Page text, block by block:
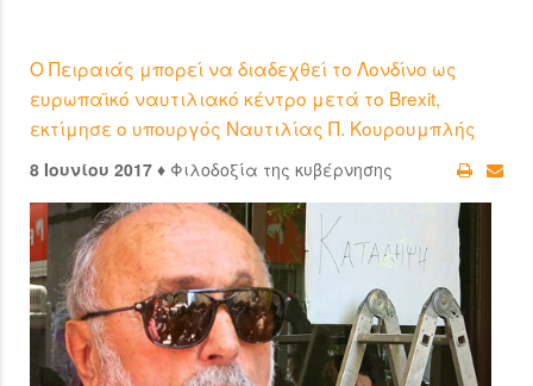
Ο Πειραιάς μπορεί να διαδεχθεί το Λονδίνο ως
ευρωπαϊκό ναυτιλιακό κέντρο μετά το Brexit,
εκτίμησε ο υπουργός Ναυτιλίας Π. Κουρουμπλής
8 Ιουνίου 2017 ♦ Φιλοδοξία της κυβέρνησης